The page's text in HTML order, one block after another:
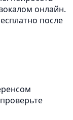
онлайн.
после